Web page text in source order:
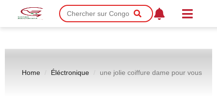
Home Éléctronique une jolie coiffure dame pour vous